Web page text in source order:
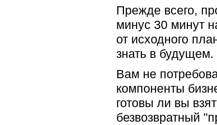
Прежде всего,
минус 30 минут
от исходного
знать в будущем.
Вам не
компоненты
готовы ли вы
безвозвратный